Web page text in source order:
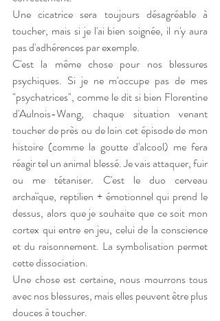
Une cicatrice sera toujours désagréable à
toucher, mais si je l'ai bien soignée, il n'y aura
pas d'adhérences par exemple.
C'est la même chose pour nos blessures
psychiques. Si je ne m'occupe pas de mes
"psychatrices", comme le dit si bien Florentine
d'Aulnois-Wang, chaque situation venant
toucher de près ou de loin cet épisode de mon
histoire (comme la goutte d'alcool) me fera
réagir tel un animal blessé. Je vais attaquer, fuir
ou me tétaniser. C'est le duo cerveau
archaïque, reptilien + émotionnel qui prend le
dessus, alors que je souhaite que ce soit mon
cortex qui entre en jeu, celui de la conscience
et du raisonnement. La symbolisation permet
cette dissociation.
Une chose est certaine, nous mourrons tous
avec nos blessures, mais elles peuvent être plus
douces à toucher.